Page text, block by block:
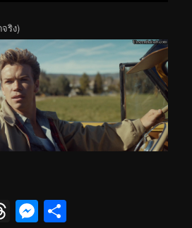
ริง)
Threads
Messenger